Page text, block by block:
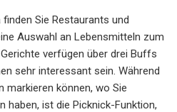
Sie Restaurants und
Auswahl an Lebensmitteln zum
verfügen über drei Buffs
sehr interessant sein. Während
können, wo Sie
haben, ist die Picknick-Funktion,